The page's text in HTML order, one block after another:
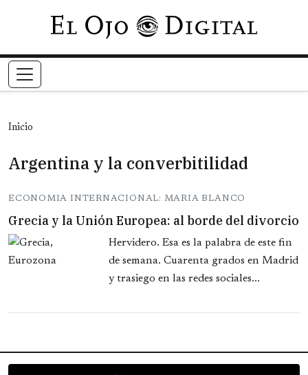
Pasar al contenido principal
Inicio
Argentina y la converbitilidad
ECONOMIA INTERNACIONAL: MARIA BLANCO
Grecia y la Unión Europea: al borde del divorcio
Hervidero. Esa es la palabra de este fin
de semana. Cuarenta grados en Madrid
y trasiego en las redes sociales...